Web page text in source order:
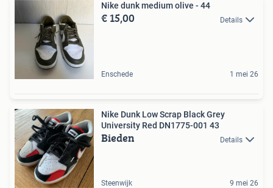
Nike dunk medium olive - 44
€ 15,00 Details
Enschede 1 mei 26
Nike Dunk Low Scrap Black Grey
University Red DN1775-001 43
Bieden Details
Steenwijk 9 mei 26